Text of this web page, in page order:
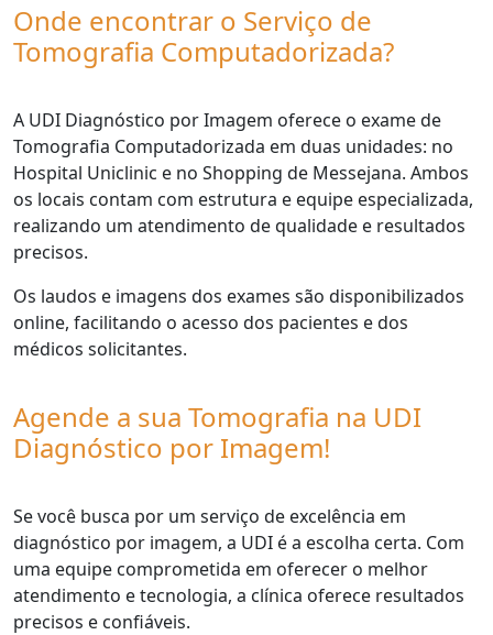
Onde encontrar o Serviço de
Tomografia Computadorizada?
A UDI Diagnóstico por Imagem oferece o exame de
Tomografia Computadorizada em duas unidades: no
Hospital Uniclinic e no Shopping de Messejana. Ambos
os locais contam com estrutura e equipe especializada,
realizando um atendimento de qualidade e resultados
precisos.
Os laudos e imagens dos exames são disponibilizados
online, facilitando o acesso dos pacientes e dos
médicos solicitantes.
Agende a sua Tomografia na UDI
Diagnóstico por Imagem!
Se você busca por um serviço de excelência em
diagnóstico por imagem, a UDI é a escolha certa. Com
uma equipe comprometida em oferecer o melhor
atendimento e tecnologia, a clínica oferece resultados
precisos e confiáveis.